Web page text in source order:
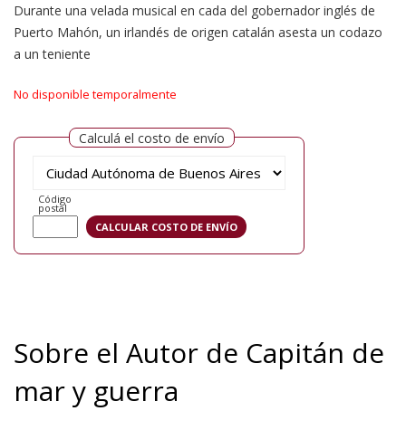
Durante una velada musical en cada del gobernador inglés de
Puerto Mahón, un irlandés de origen catalán asesta un codazo
a un teniente
No disponible temporalmente
Calculá el costo de envío
Código
postal
Sobre el Autor de Capitán de
mar y guerra